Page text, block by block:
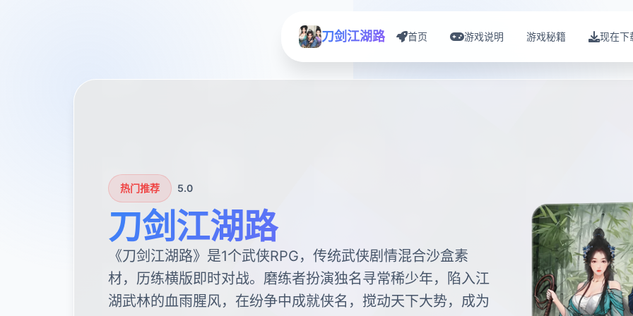
刀剑江湖路 首页 游戏说明 游戏秘籍 现在下
热门推荐 5.0
刀剑江湖路
《刀剑江湖路》是1个武侠RPG，传统武侠剧情混合沙盒素
材，历练横版即时对战。磨练者扮演独名寻常稀少年，陷入江
湖武林的血雨腥风，在纷争中成就侠名，搅动天下大势，成为